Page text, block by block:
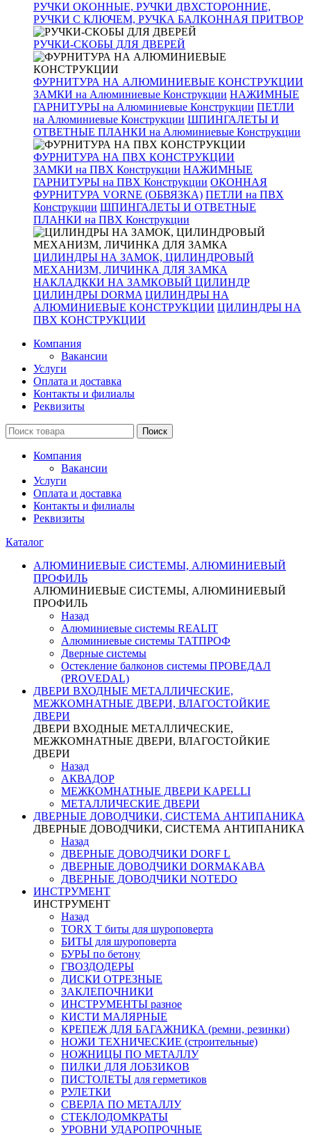
РУЧКИ ОКОННЫЕ, РУЧКИ ДВХСТОРОННИЕ,
РУЧКИ С КЛЮЧЕМ, РУЧКА БАЛКОННАЯ ПРИТВОР
РУЧКИ-СКОБЫ ДЛЯ ДВЕРЕЙ
ФУРНИТУРА НА АЛЮМИНИЕВЫЕ КОНСТРУКЦИИ
ЗАМКИ на Алюминиевые Конструкции НАЖИМНЫЕ
ГАРНИТУРЫ на Алюминиевые Конструкции ПЕТЛИ
на Алюминиевые Конструкции ШПИНГАЛЕТЫ И
ОТВЕТНЫЕ ПЛАНКИ на Алюминиевые Конструкции
ФУРНИТУРА НА ПВХ КОНСТРУКЦИИ
ЗАМКИ на ПВХ Конструкции НАЖИМНЫЕ
ГАРНИТУРЫ на ПВХ Конструкции ОКОННАЯ
ФУРНИТУРА VORNE (ОБВЯЗКА) ПЕТЛИ на ПВХ
Конструкции ШПИНГАЛЕТЫ И ОТВЕТНЫЕ
ПЛАНКИ на ПВХ Конструкции
ЦИЛИНДРЫ НА ЗАМОК, ЦИЛИНДРОВЫЙ
МЕХАНИЗМ, ЛИЧИНКА ДЛЯ ЗАМКА
НАКЛАДККИ НА ЗАМКОВЫЙ ЦИЛИНДР
ЦИЛИНДРЫ DORMA ЦИЛИНДРЫ НА
АЛЮМИНИЕВЫЕ КОНСТРУКЦИИ ЦИЛИНДРЫ НА
ПВХ КОНСТРУКЦИИ
Компания
Вакансии
Услуги
Оплата и доставка
Контакты и филиалы
Реквизиты
Поиск
Компания
Вакансии
Услуги
Оплата и доставка
Контакты и филиалы
Реквизиты
Каталог
АЛЮМИНИЕВЫЕ СИСТЕМЫ, АЛЮМИНИЕВЫЙ
ПРОФИЛЬ
АЛЮМИНИЕВЫЕ СИСТЕМЫ, АЛЮМИНИЕВЫЙ
ПРОФИЛЬ
Назад
Алюминиевые системы REALIT
Алюминиевые системы ТАТПРОФ
Дверные системы
Остекление балконов системы ПРОВЕДАЛ
(PROVEDAL)
ДВЕРИ ВХОДНЫЕ МЕТАЛЛИЧЕСКИЕ,
МЕЖКОМНАТНЫЕ ДВЕРИ, ВЛАГОСТОЙКИЕ
ДВЕРИ
ДВЕРИ ВХОДНЫЕ МЕТАЛЛИЧЕСКИЕ,
МЕЖКОМНАТНЫЕ ДВЕРИ, ВЛАГОСТОЙКИЕ
ДВЕРИ
Назад
АКВАДОР
МЕЖКОМНАТНЫЕ ДВЕРИ KAPELLI
МЕТАЛЛИЧЕСКИЕ ДВЕРИ
ДВЕРНЫЕ ДОВОДЧИКИ, СИСТЕМА АНТИПАНИКА
ДВЕРНЫЕ ДОВОДЧИКИ, СИСТЕМА АНТИПАНИКА
Назад
ДВЕРНЫЕ ДОВОДЧИКИ DORF L
ДВЕРНЫЕ ДОВОДЧИКИ DORMAKABA
ДВЕРНЫЕ ДОВОДЧИКИ NOTEDO
ИНСТРУМЕНТ
ИНСТРУМЕНТ
Назад
TORX T биты для шуроповерта
БИТЫ для шуроповерта
БУРЫ по бетону
ГВОЗДОДЕРЫ
ДИСКИ ОТРЕЗНЫЕ
ЗАКЛЕПОЧНИКИ
ИНСТРУМЕНТЫ разное
КИСТИ МАЛЯРНЫЕ
КРЕПЕЖ ДЛЯ БАГАЖНИКА (ремни, резинки)
НОЖИ ТЕХНИЧЕСКИЕ (строительные)
НОЖНИЦЫ ПО МЕТАЛЛУ
ПИЛКИ ДЛЯ ЛОБЗИКОВ
ПИСТОЛЕТЫ для герметиков
РУЛЕТКИ
СВЕРЛА ПО МЕТАЛЛУ
СТЕКЛОДОМКРАТЫ
УРОВНИ УДАРОПРОЧНЫЕ